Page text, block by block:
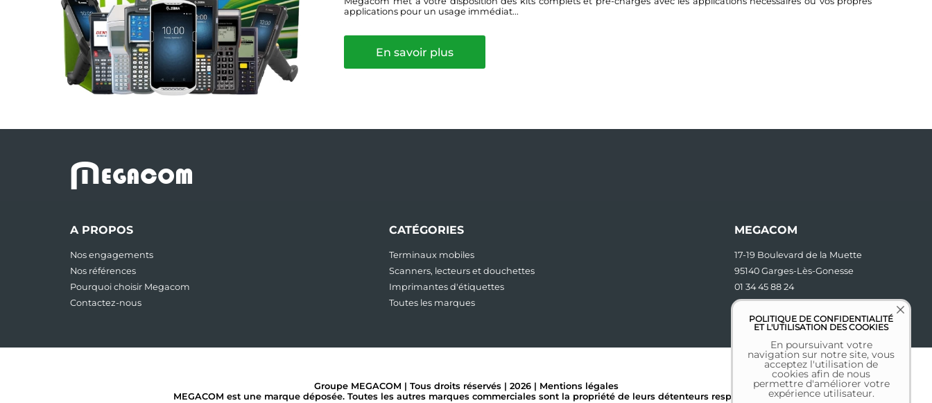
applications pour un usage immédiat...
En savoir plus
MEGACOM
A PROPOS
Nos engagements
Nos références
Pourquoi choisir Megacom
Contactez-nous
CATÉGORIES
Terminaux mobiles
Scanners, lecteurs et douchettes
Imprimantes d'étiquettes
Toutes les marques
MEGACOM
17-19 Boulevard de la Muette
95140 Garges-Lès-Gonesse
01 34 45 88 24
contact [at] megacom.fr
POLITIQUE DE CONFIDENTIALITÉ
ET L'UTILISATION DES COOKIES
En poursuivant votre
navigation sur notre site, vous
acceptez l'utilisation de
cookies afin de nous
permettre d'améliorer votre
expérience utilisateur.
Groupe MEGACOM | Tous droits réservés | 2026 | Mentions légales
MEGACOM est une marque déposée. Toutes les autres marques commerciales sont la propriété de leurs détenteurs respectifs.